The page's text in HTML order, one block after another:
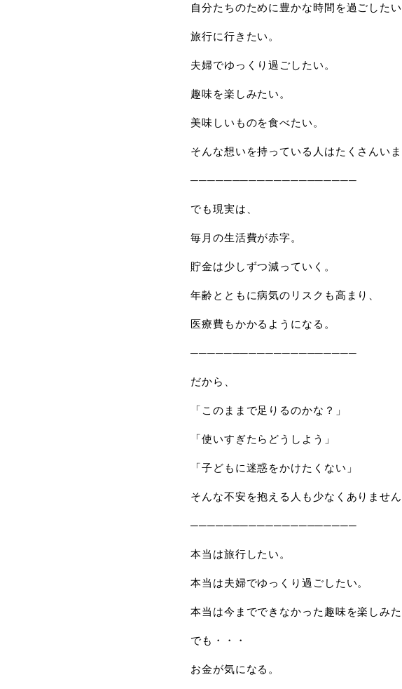
自分たちのために豊かな時間を過ごしたい
旅行に行きたい。
夫婦でゆっくり過ごしたい。
趣味を楽しみたい。
美味しいものを食べたい。
そんな想いを持っている人はたくさんいま
────────────────────
でも現実は、
毎月の生活費が赤字。
貯金は少しずつ減っていく。
年齢とともに病気のリスクも高まり、
医療費もかかるようになる。
────────────────────
だから、
「このままで足りるのかな？」
「使いすぎたらどうしよう」
「子どもに迷惑をかけたくない」
そんな不安を抱える人も少なくありません
────────────────────
本当は旅行したい。
本当は夫婦でゆっくり過ごしたい。
本当は今までできなかった趣味を楽しみた
でも・・・
お金が気になる。